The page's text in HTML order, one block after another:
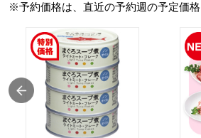
※予約価格は、直近の予約週の予定価格